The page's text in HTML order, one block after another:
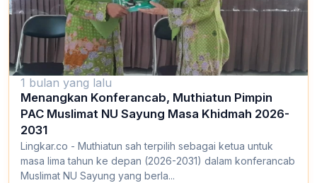
1 bulan yang lalu
Menangkan Konferancab, Muthiatun Pimpin
PAC Muslimat NU Sayung Masa Khidmah 2026-
2031
Lingkar.co - Muthiatun sah terpilih sebagai ketua untuk
masa lima tahun ke depan (2026-2031) dalam konferancab
Muslimat NU Sayung yang berla...